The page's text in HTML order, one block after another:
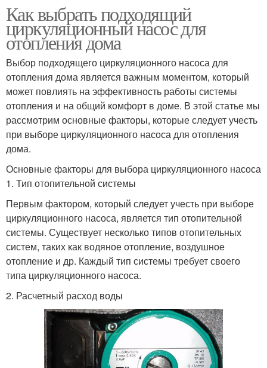
Как выбрать подходящий
циркуляционный насос для
отопления дома
Выбор подходящего циркуляционного насоса для
отопления дома является важным моментом, который
может повлиять на эффективность работы системы
отопления и на общий комфорт в доме. В этой статье мы
рассмотрим основные факторы, которые следует учесть
при выборе циркуляционного насоса для отопления
дома.
Основные факторы для выбора циркуляционного насоса
1. Тип отопительной системы
Первым фактором, который следует учесть при выборе
циркуляционного насоса, является тип отопительной
системы. Существует несколько типов отопительных
систем, таких как водяное отопление, воздушное
отопление и др. Каждый тип системы требует своего
типа циркуляционного насоса.
2. Расчетный расход воды